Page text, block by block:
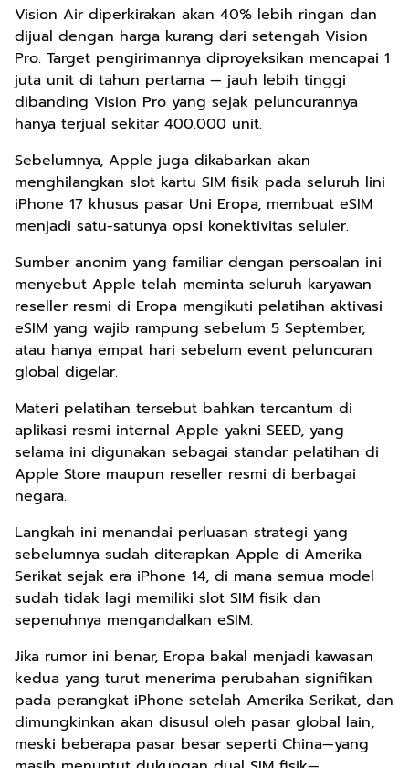
Vision Air diperkirakan akan 40% lebih ringan dan
dijual dengan harga kurang dari setengah Vision
Pro. Target pengirimannya diproyeksikan mencapai 1
juta unit di tahun pertama — jauh lebih tinggi
dibanding Vision Pro yang sejak peluncurannya
hanya terjual sekitar 400.000 unit.
Sebelumnya, Apple juga dikabarkan akan
menghilangkan slot kartu SIM fisik pada seluruh lini
iPhone 17 khusus pasar Uni Eropa, membuat eSIM
menjadi satu-satunya opsi konektivitas seluler.
Sumber anonim yang familiar dengan persoalan ini
menyebut Apple telah meminta seluruh karyawan
reseller resmi di Eropa mengikuti pelatihan aktivasi
eSIM yang wajib rampung sebelum 5 September,
atau hanya empat hari sebelum event peluncuran
global digelar.
Materi pelatihan tersebut bahkan tercantum di
aplikasi resmi internal Apple yakni SEED, yang
selama ini digunakan sebagai standar pelatihan di
Apple Store maupun reseller resmi di berbagai
negara.
Langkah ini menandai perluasan strategi yang
sebelumnya sudah diterapkan Apple di Amerika
Serikat sejak era iPhone 14, di mana semua model
sudah tidak lagi memiliki slot SIM fisik dan
sepenuhnya mengandalkan eSIM.
Jika rumor ini benar, Eropa bakal menjadi kawasan
kedua yang turut menerima perubahan signifikan
pada perangkat iPhone setelah Amerika Serikat, dan
dimungkinkan akan disusul oleh pasar global lain,
meski beberapa pasar besar seperti China—yang